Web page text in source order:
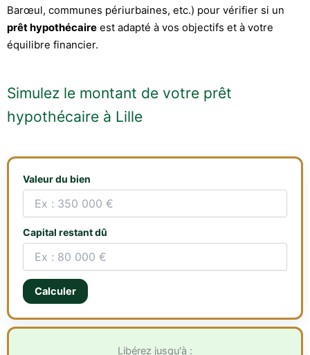
Barœul, communes périurbaines, etc.) pour vérifier si un
prêt hypothécaire est adapté à vos objectifs et à votre
équilibre financier.
Simulez le montant de votre prêt
hypothécaire à Lille
Valeur du bien
Capital restant dû
Calculer
Libérez jusqu'à :